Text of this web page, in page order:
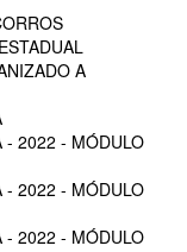
A
- 2022 - MÓDULO
- 2022 - MÓDULO
- 2022 - MÓDULO